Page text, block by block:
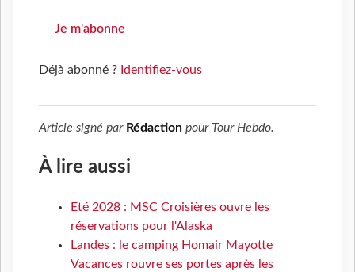
Je m'abonne
Déjà abonné ? Identifiez-vous
Article signé par Rédaction pour Tour Hebdo.
À lire aussi
Eté 2028 : MSC Croisières ouvre les
réservations pour l'Alaska
Landes : le camping Homair Mayotte
Vacances rouvre ses portes après les